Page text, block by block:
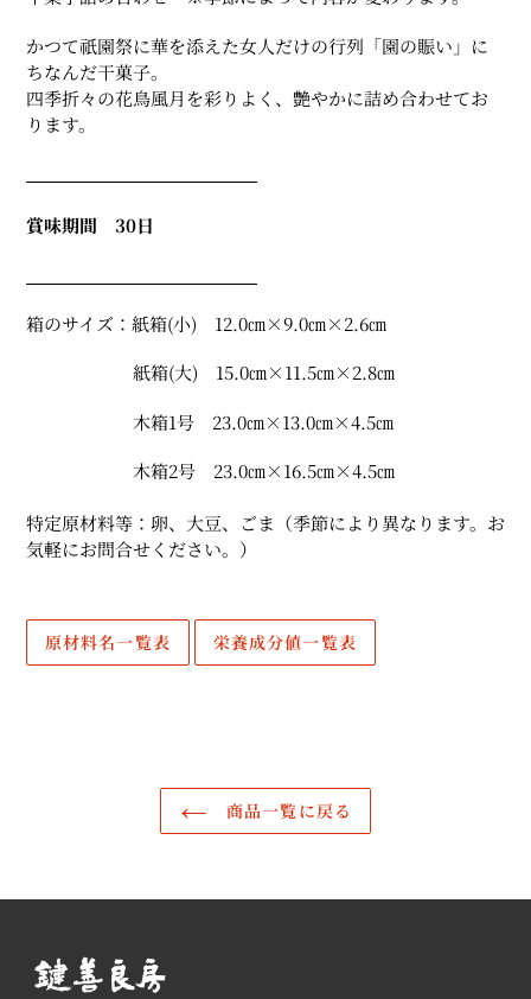
ト
に
商
品
を
る
かつて祇園祭に華を添えた女人だけの行列「園の賑い」に
ちなんだ干菓子。
四季折々の花鳥風月を彩りよく、艶やかに詰め合わせてお
ります。
賞味期間 30日
箱のサイズ： 紙箱(小) 12.0㎝×9.0㎝×2.6㎝
紙箱(大) 15.0㎝×11.5㎝×2.8㎝
木箱1号 23.0㎝×13.0㎝×4.5㎝
木箱2号 23.0㎝×16.5㎝×4.5㎝
特定原材料等：卵、大豆、ごま（季節により異なります。お
気軽にお問合せください。）
原材料名一覧表 栄養成分値一覧表
商品一覧に戻る